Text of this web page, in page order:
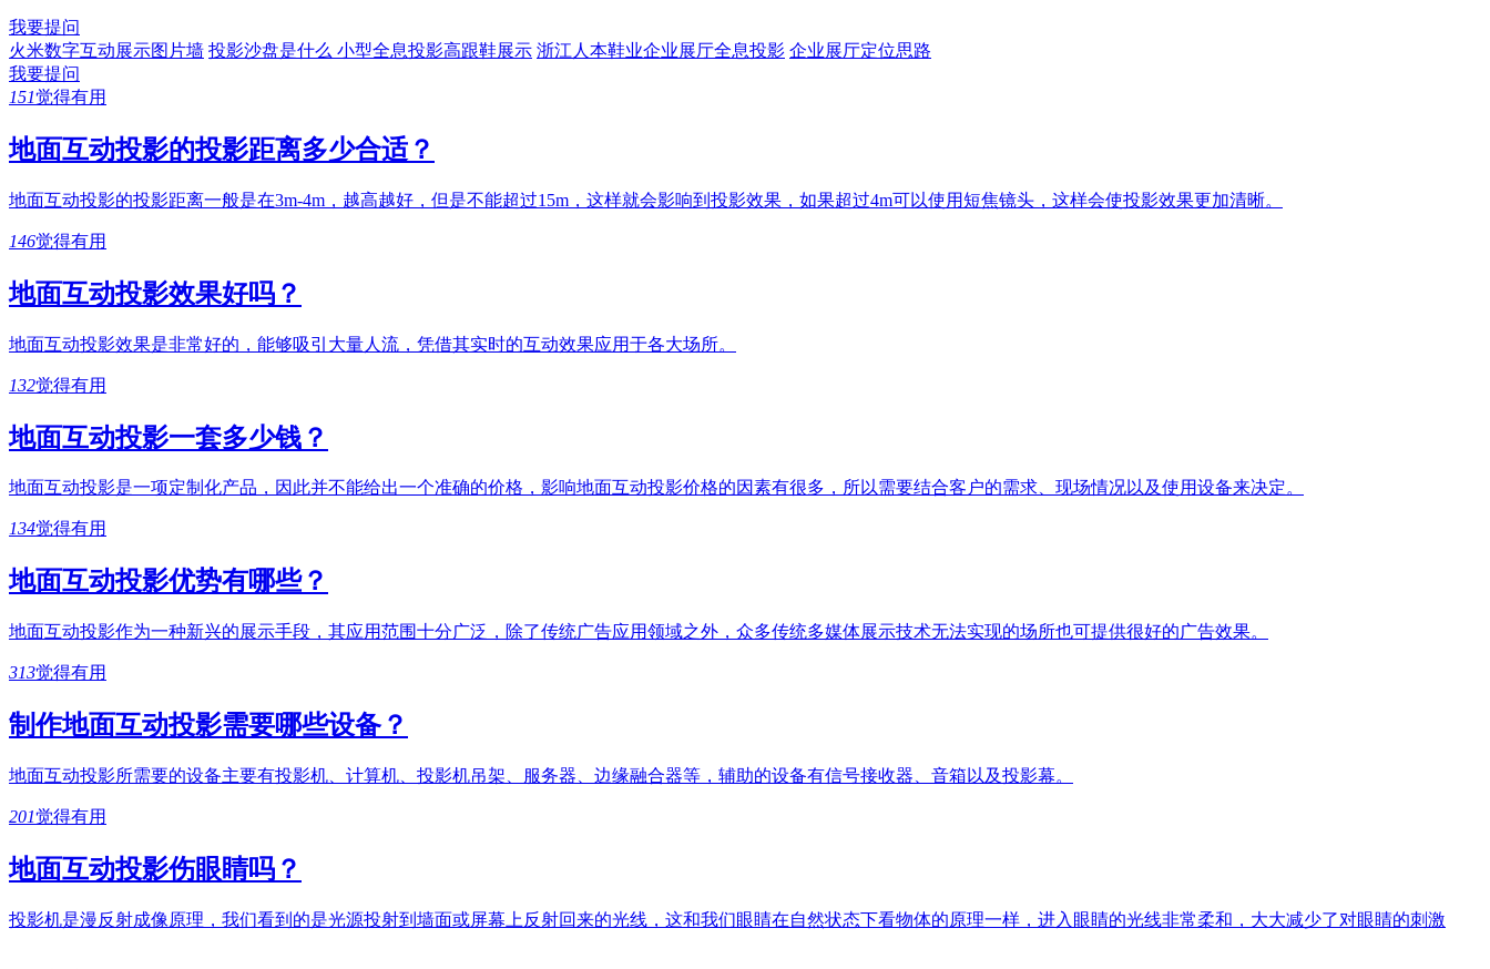
我要提问
火米数字互动展示图片墙 投影沙盘是什么 小型全息投影高跟鞋展示 浙江人本鞋业企业展厅全息投影 企业展厅定位思路
我要提问
151觉得有用
地面互动投影的投影距离多少合适？
地面互动投影的投影距离一般是在3m-4m，越高越好，但是不能超过15m，这样就会影响到投影效果，如果超过4m可以使用短焦镜头，这样会使投影效果更加清晰。
146觉得有用
地面互动投影效果好吗？
地面互动投影效果是非常好的，能够吸引大量人流，凭借其实时的互动效果应用于各大场所。
132觉得有用
地面互动投影一套多少钱？
地面互动投影是一项定制化产品，因此并不能给出一个准确的价格，影响地面互动投影价格的因素有很多，所以需要结合客户的需求、现场情况以及使用设备来决定。
134觉得有用
地面互动投影优势有哪些？
地面互动投影作为一种新兴的展示手段，其应用范围十分广泛，除了传统广告应用领域之外，众多传统多媒体展示技术无法实现的场所也可提供很好的广告效果。
313觉得有用
制作地面互动投影需要哪些设备？
地面互动投影所需要的设备主要有投影机、计算机、投影机吊架、服务器、边缘融合器等，辅助的设备有信号接收器、音箱以及投影幕。
201觉得有用
地面互动投影伤眼睛吗？
投影机是漫反射成像原理，我们看到的是光源投射到墙面或屏幕上反射回来的光线，这和我们眼睛在自然状态下看物体的原理一样，进入眼睛的光线非常柔和，大大减少了对眼睛的刺激